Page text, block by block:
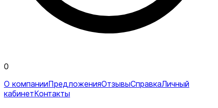
0
О компанииПредложенияОтзывыСправкаЛичный
кабинетКонтакты